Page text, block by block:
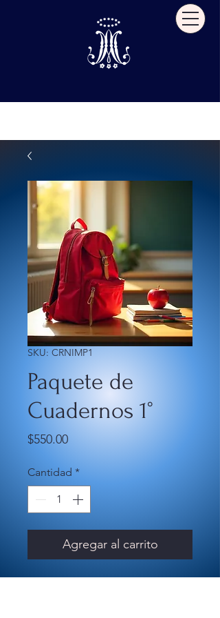
SKU: CRNIMP1
Paquete de
Cuadernos 1°
$550.00Precio
Cantidad *
Agregar al carrito